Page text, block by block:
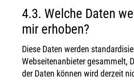
4.3. Welche Daten
mir erhoben?
Diese Daten werden
Webseitenanbieter gesammelt,
der Daten können wird derzeit